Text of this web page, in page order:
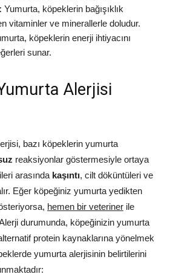
Yumurta, köpeklerin bağışıklık
vitaminler ve minerallerle doludur.
köpeklerin enerji ihtiyacını
sunar.
Alerjisi
bazı köpeklerin yumurta
reaksiyonlar göstermesiyle ortaya
arasında kaşıntı, cilt döküntüleri ve
Eğer köpeğiniz yumurta yedikten
hemen bir veteriner ile
durumunda, köpeğinizin yumurta
protein kaynaklarına yönelmek
yumurta alerjisinin belirtilerini